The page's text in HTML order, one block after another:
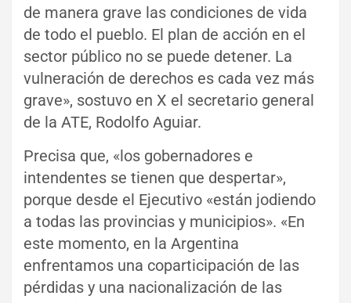
de manera grave las condiciones de vida
de todo el pueblo. El plan de acción en el
sector público no se puede detener. La
vulneración de derechos es cada vez más
grave», sostuvo en X el secretario general
de la ATE, Rodolfo Aguiar.
Precisa que, «los gobernadores e
intendentes se tienen que despertar»,
porque desde el Ejecutivo «están jodiendo
a todas las provincias y municipios». «En
este momento, en la Argentina
enfrentamos una coparticipación de las
pérdidas y una nacionalización de las